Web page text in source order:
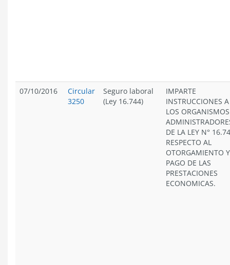
07/10/2016
Circular
3250
Seguro laboral
(Ley 16.744)
IMPARTE
INSTRUCCIONES A
LOS ORGANISMOS
DE LA LEY N°
RESPECTO AL
OTORGAMIENTO Y
PAGO DE LAS
PRESTACIONES
ECONOMICAS.